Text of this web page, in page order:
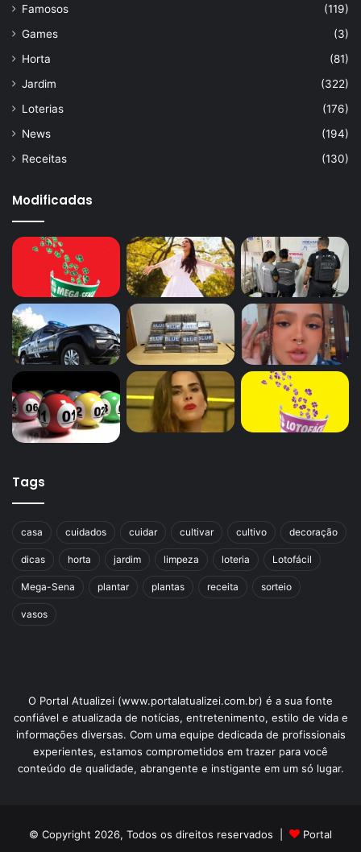
Famosos
(119)
Games
(3)
Horta
(81)
Jardim
(322)
Loterias
(176)
News
(194)
Receitas
(130)
Modificadas
Tags
casa cuidados cuidar cultivar cultivo decoração
dicas horta jardim limpeza loteria Lotofácil
Mega-Sena plantar plantas receita sorteio
vasos
O Portal Atualizei (www.portalatualizei.com.br) é a sua fonte
confiável e atualizada de notícias, entretenimento, estilo de vida e
informações diversas. Com uma equipe dedicada de profissionais
experientes, estamos comprometidos em trazer para você
conteúdo de qualidade, abrangente e instigante em um só lugar.
© Copyright 2026, Todos os direitos reservados | Portal